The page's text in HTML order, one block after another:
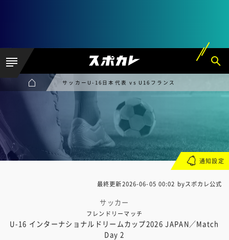
サッカーU-16日本代表 vs U16フランス
最終更新2026-06-05 00:02 byスポカレ公式
サッカー
フレンドリーマッチ
U-16 インターナショナルドリームカップ2026 JAPAN／Match
Day 2
通知設定